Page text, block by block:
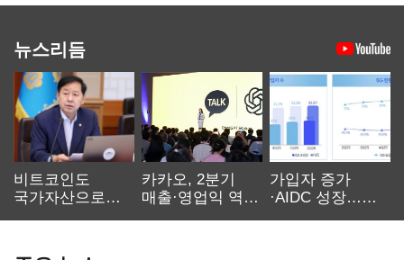
뉴스리듬
비트코인도
국가자산으로…'
카카오, 2분기
매출·영업익 역대
가입자 증가
·AIDC 성장…